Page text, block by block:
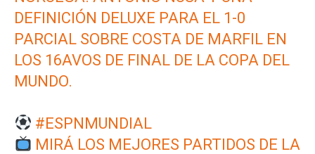
DEFINICIÓN DELUXE PARA EL 1-0
PARCIAL SOBRE COSTA DE MARFIL EN
LOS 16AVOS DE FINAL DE LA COPA DEL
MUNDO.
#ESPNMUNDIAL
MIRÁ LOS MEJORES PARTIDOS DE LA